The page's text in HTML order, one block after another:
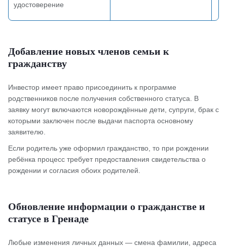
удостоверение
Добавление новых членов семьи к
гражданству
Инвестор имеет право присоединить к программе
родственников после получения собственного статуса. В
заявку могут включаются новорождённые дети, супруги, брак с
которыми заключен после выдачи паспорта основному
заявителю.
Если родитель уже оформил гражданство, то при рождении
ребёнка процесс требует предоставления свидетельства о
рождении и согласия обоих родителей.
Обновление информации о гражданстве и
статусе в Гренаде
Любые изменения личных данных — смена фамилии, адреса